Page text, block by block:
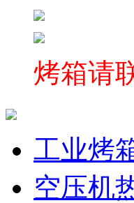
烤箱请
工业烤
空压机